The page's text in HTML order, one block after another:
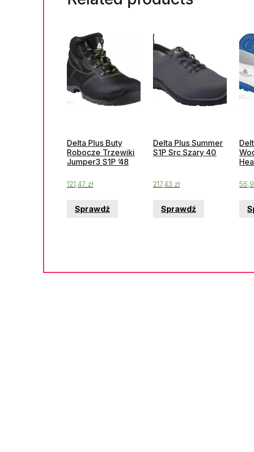
Delta Plus Buty
Robocze Trzewiki
Jumper3 S1P ’48
121,47 zł
Sprawdź
Delta Plus Summer
S1P Src Szary 40
217,43 zł
Sprawdź